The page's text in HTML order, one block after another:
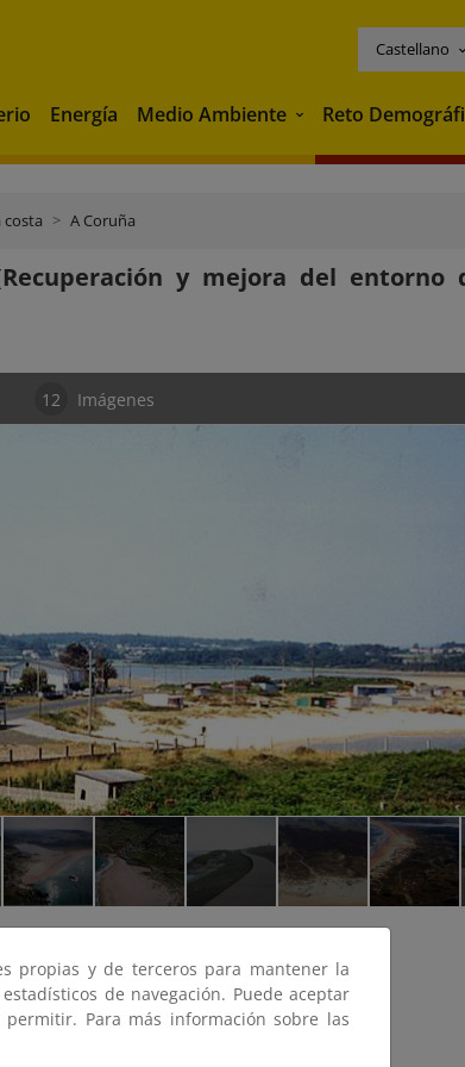
Castellano
Energía Medio Ambiente Medio Ambiente
Reto
costa A Coruña
y mejora del entorno
12 Imágenes
propias y de terceros para mantener la
de navegación. Puede aceptar
Para más información sobre las